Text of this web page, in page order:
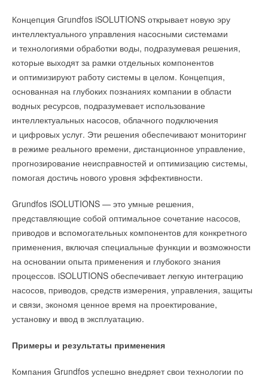
Концепция Grundfos iSOLUTIONS открывает новую эру
интеллектуального управления насосными системами
и технологиями обработки воды, подразумевая решения,
которые выходят за рамки отдельных компонентов
и оптимизируют работу системы в целом. Концепция,
основанная на глубоких познаниях компании в области
водных ресурсов, подразумевает использование
интеллектуальных насосов, облачного подключения
и цифровых услуг. Эти решения обеспечивают мониторинг
в режиме реального времени, дистанционное управление,
прогнозирование неисправностей и оптимизацию системы,
помогая достичь нового уровня эффективности.
Grundfos iSOLUTIONS — это умные решения,
представляющие собой оптимальное сочетание насосов,
приводов и вспомогательных компонентов для конкретного
применения, включая специальные функции и возможности
на основании опыта применения и глубокого знания
процессов. iSOLUTIONS обеспечивает легкую интеграцию
насосов, приводов, средств измерения, управления, защиты
и связи, экономя ценное время на проектирование,
установку и ввод в эксплуатацию.
Примеры и результаты применения
Компания Grundfos успешно внедряет свои технологии по